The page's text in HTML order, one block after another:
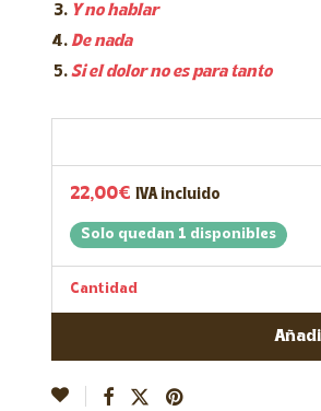
Y no hablar
De nada
Si el dolor no es para tanto
22,00€ IVA incluido
Solo quedan 1 disponibles
Cantidad